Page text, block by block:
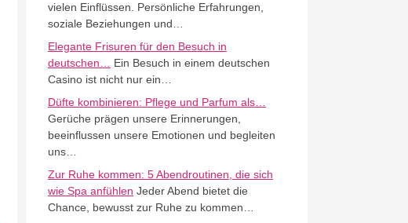
vielen Einflüssen. Persönliche Erfahrungen,
soziale Beziehungen und…
Elegante Frisuren für den Besuch in
deutschen…
Ein Besuch in einem deutschen
Casino ist nicht nur ein…
Düfte kombinieren: Pflege und Parfum als…
Gerüche prägen unsere Erinnerungen,
beeinflussen unsere Emotionen und begleiten
uns…
Zur Ruhe kommen: 5 Abendroutinen, die sich
wie Spa anfühlen Jeder Abend bietet die
Chance, bewusst zur Ruhe zu kommen…